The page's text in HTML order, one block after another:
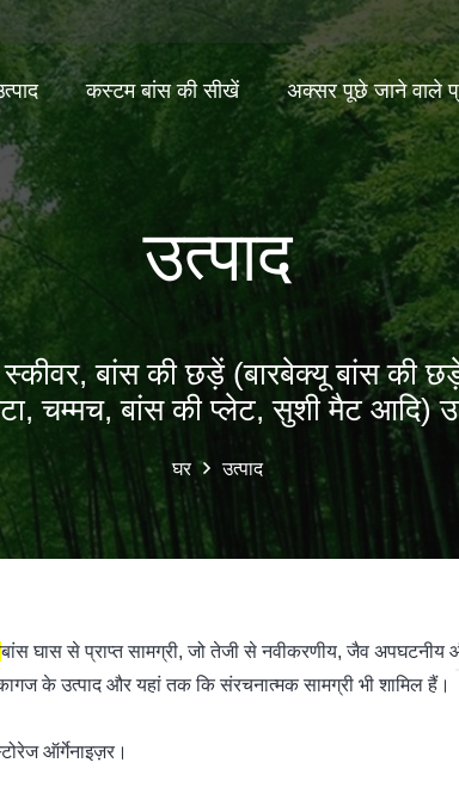
कस्टम बांस की सीखें अक्सर पूछे जाने वाले
उत्पाद
बांस की छड़ें (बारबेक्यू बांस की
चम्मच, बांस की प्लेट, सुशी मैट आदि)
घर उत्पाद
बांस घास से प्राप्त सामग्री, जो तेजी से नवीकरणीय, जैव अपघटनीय
के उत्पाद और यहां तक ​​कि संरचनात्मक सामग्री भी शामिल हैं।
ऑर्गेनाइज़र।